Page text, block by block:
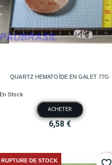
QUARTZ HEMATOÏDE EN GALET 77G
En Stock
ACHETER
6,58 €
RUPTURE DE STOCK